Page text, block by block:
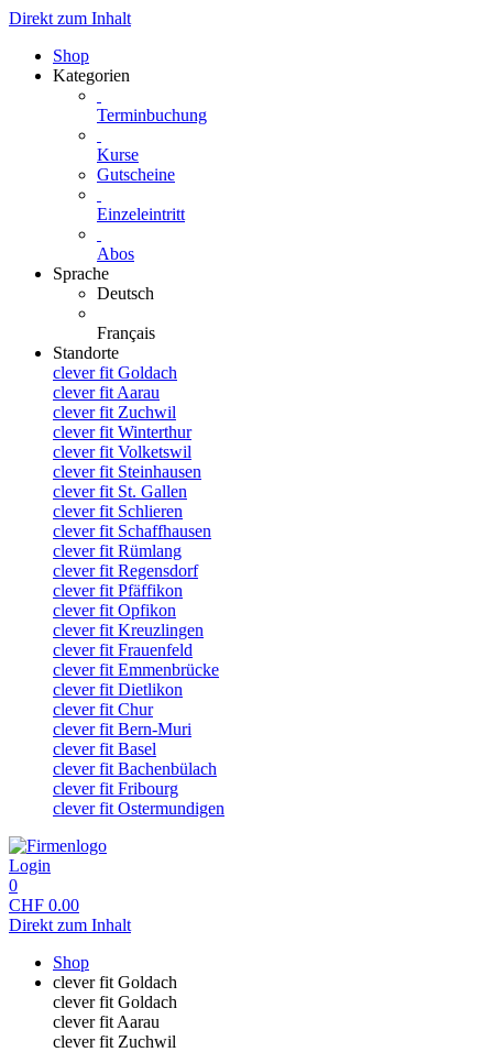
Direkt zum Inhalt
Shop
Kategorien
Terminbuchung
Kurse
Gutscheine
Einzeleintritt
Abos
Sprache
Deutsch
Français
Standorte
clever fit Goldach
clever fit Aarau
clever fit Zuchwil
clever fit Winterthur
clever fit Volketswil
clever fit Steinhausen
clever fit St. Gallen
clever fit Schlieren
clever fit Schaffhausen
clever fit Rümlang
clever fit Regensdorf
clever fit Pfäffikon
clever fit Opfikon
clever fit Kreuzlingen
clever fit Frauenfeld
clever fit Emmenbrücke
clever fit Dietlikon
clever fit Chur
clever fit Bern-Muri
clever fit Basel
clever fit Bachenbülach
clever fit Fribourg
clever fit Ostermundigen
Login
0
CHF 0.00
Direkt zum Inhalt
Shop
clever fit Goldach
clever fit Goldach
clever fit Aarau
clever fit Zuchwil